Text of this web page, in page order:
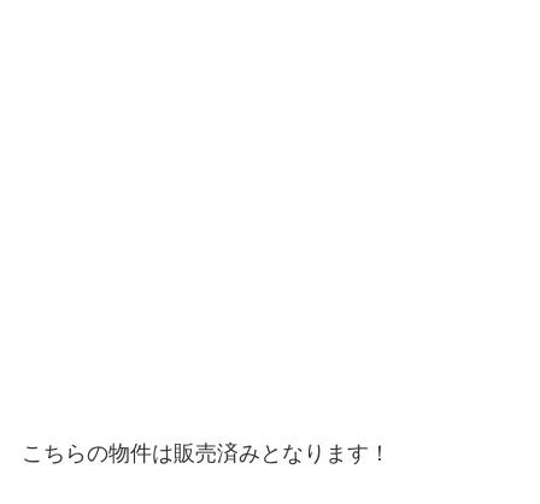
こちらの物件は販売済みとなります！